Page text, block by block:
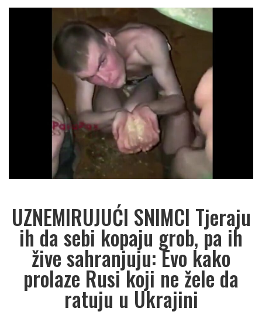
UZNEMIRUJUĆI SNIMCI Tjeraju
ih da sebi kopaju grob, pa ih
žive sahranjuju: Evo kako
prolaze Rusi koji ne žele da
ratuju u Ukrajini